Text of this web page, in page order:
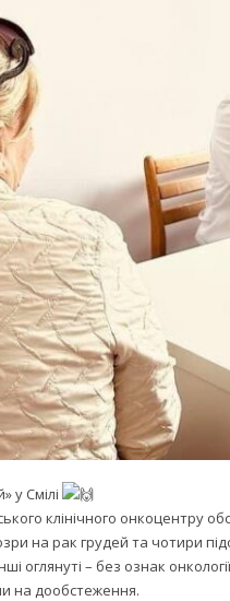
у Смілі
клінічного онкоцентру
на рак грудей та чотири
оглянуті – без ознак
на дообстеження.